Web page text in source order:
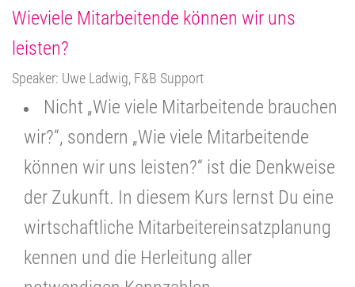
Wieviele Mitarbeitende können wir uns
leisten?
Speaker: Uwe Ladwig, F&B Support
Nicht „Wie viele Mitarbeitende brauchen
wir?“, sondern „Wie viele Mitarbeitende
können wir uns leisten?“ ist die Denkweise
der Zukunft. In diesem Kurs lernst Du eine
wirtschaftliche Mitarbeitereinsatzplanung
kennen und die Herleitung aller